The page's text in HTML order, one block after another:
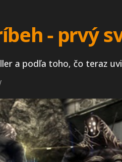
- prvý
a podľa toho, čo teraz